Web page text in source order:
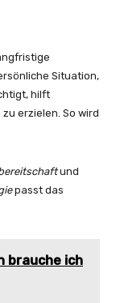
Situation,
hilft
erzielen. So wird
und
passt das
brauche ich